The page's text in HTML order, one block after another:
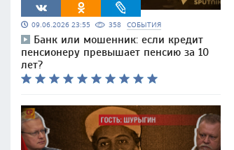
09.06.2026 23:55 358 СОБЫТИЯ
Банк или мошенник: если кредит
пенсионеру превышает пенсию за 10
лет?